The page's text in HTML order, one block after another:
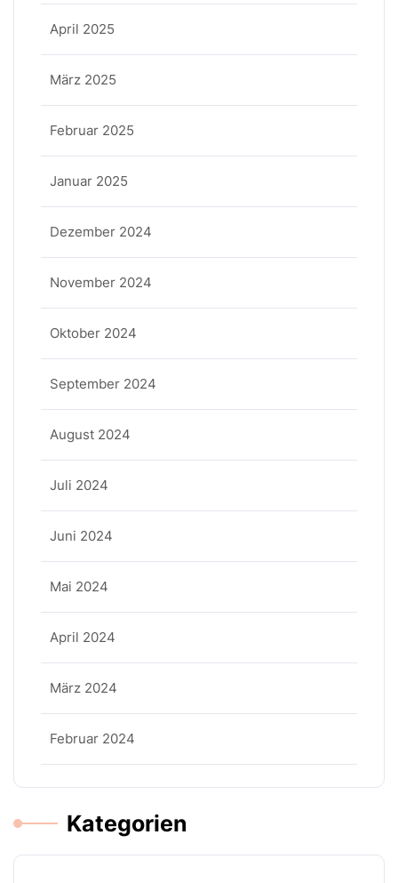
April 2025
März 2025
Februar 2025
Januar 2025
Dezember 2024
November 2024
Oktober 2024
September 2024
August 2024
Juli 2024
Juni 2024
Mai 2024
April 2024
März 2024
Februar 2024
Kategorien